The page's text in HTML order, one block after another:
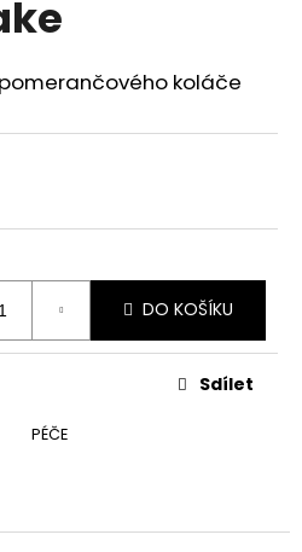
koláče
DO KOŠÍKU
PÉČE
Sdílet